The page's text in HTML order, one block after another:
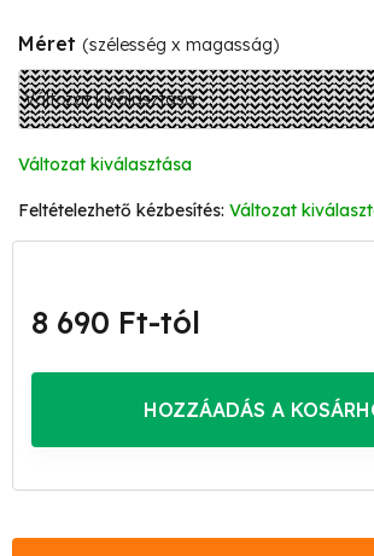
Méret (szélesség x magasság)
Változat kiválasztása
Változat
8 690 Ft-tól
HOZZÁADÁS A